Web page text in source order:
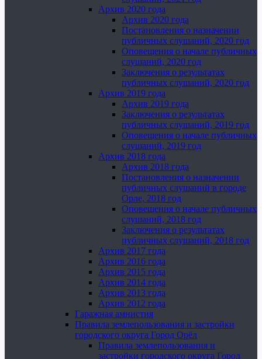
Архив 2020 года
Архив 2020 года
Постановления о назначении
публичных слушаний, 2020 год
Оповещения о начале публичных
слушаний, 2020 год
Заключения о результатах
публичных слушаний, 2020 год
Архив 2019 года
Архив 2019 года
Заключения о результатах
публичных слушаний, 2019 год
Оповещения о начале публичных
слушаний, 2019 год
Архив 2018 года
Архив 2018 года
Постановления о назначении
публичных слушаний в городе
Орле, 2018 год
Оповещения о начале публичных
слушаний, 2018 год
Заключения о результатах
публичных слушаний, 2018 год
Архив 2017 года
Архив 2016 года
Архив 2015 года
Архив 2014 года
Архив 2013 года
Архив 2012 года
Гаражная амнистия
Правила землепользования и застройки
городского округа Город Орёл
Правила землепользования и
застройки городского округа Город